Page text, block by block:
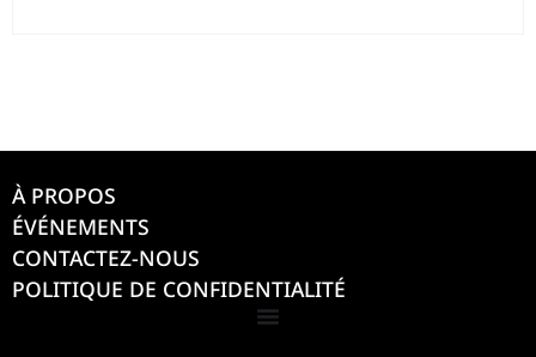
À PROPOS
ÉVÉNEMENTS
CONTACTEZ-NOUS
POLITIQUE DE CONFIDENTIALITÉ